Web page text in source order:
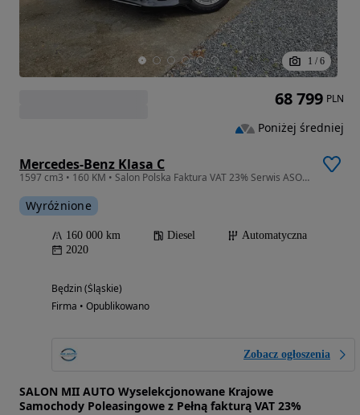
1 / 6
Mercedes-Benz Klasa C
1597 cm3 • 160 KM • Salon Polska Faktura VAT 23% Serwis ASO Bezwypadkowy MATRIX NAVI
Wyróżnione
160 000 km Diesel
Automatyczna
2020
Będzin (Śląskie)
Firma • Opublikowano
Zobacz ogłoszenia
SALON MII AUTO Wyselekcjonowane Krajowe
Samochody Poleasingowe z Pełną fakturą VAT 23%
68 799 PLN
Poniżej średniej